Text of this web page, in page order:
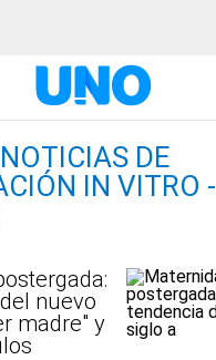
DE
IN VITRO -
nuevo
madre" y